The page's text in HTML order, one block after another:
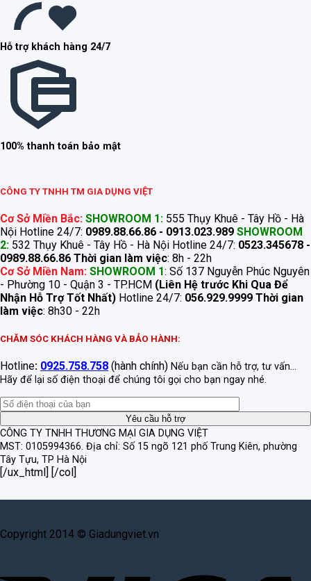
Hỗ trợ khách hàng 24/7
100% thanh toán bảo mật
CÔNG TY TNHH TM GIA DỤNG VIỆT
Cơ Sở Miền Bắc: SHOWROOM 1: 555 Thụy Khuê - Tây Hồ - Hà
Nội Hotline 24/7: 0989.88.66.86 - 0913.023.989 SHOWROOM
2: 532 Thụy Khuê - Tây Hồ - Hà Nội Hotline 24/7: 0523.345678 -
0989.88.66.86 Thời gian làm việc: 8h - 22h
Cơ Sở Miền Nam: SHOWROOM 1: Số 137 Nguyễn Phúc Nguyên
- Phường 10 - Quận 3 - TP.HCM (Liên Hệ trước Khi Qua Để
Nhận Hỗ Trợ Tốt Nhất) Hotline 24/7: 056.929.9999 Thời gian
làm việc: 8h30 - 22h
CHĂM SÓC KHÁCH HÀNG VÀ BẢO HÀNH:
Hotline: 0925.758.758 (hành chính) Nếu bạn cần hỗ trợ, tư vấn...
Hãy để lại số điện thoại để chúng tôi gọi cho bạn ngay nhé.
CÔNG TY TNHH THƯƠNG MẠI GIA DỤNG VIỆT
MST: 0105994366. Địa chỉ: Số 15 ngõ 121 phố Trung Kiên, phường
Tây Tựu, TP Hà Nội
[/ux_html] [/col]
Copyright 2014 © Giadungviet.vn